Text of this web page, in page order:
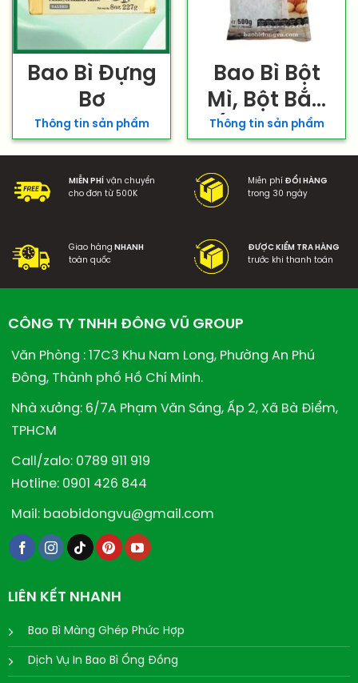
Bao Bì Đựng
Bơ
Thông tin sản phẩm
Bao Bì Bột
Mì, Bột Bắp
(Bột Thực
Phẩm)
Thông tin sản phẩm
MIỄN PHÍ
vận chuyển
cho đơn từ 500K
Miễn phí ĐỔI HÀNG
trong 30 ngày
Giao hàng NHANH
toàn quốc
ĐƯỢC KIỂM TRA HÀNG
trước khi thanh toán
CÔNG TY TNHH ĐÔNG VŨ GROUP
Văn Phòng : 17C3 Khu Nam Long, Phường An Phú
Đông, Thành phố Hồ Chí Minh.
Nhà xưởng: 6/7A Phạm Văn Sáng, Ấp 2, Xã Bà Điểm,
TPHCM
Call/zalo: 0789 911 919
Hotline: 0901 426 844
Mail: baobidongvu@gmail.com
LIÊN KẾT NHANH
Bao Bì Màng Ghép Phức Hợp
Dịch Vụ In Bao Bì Ống Đồng